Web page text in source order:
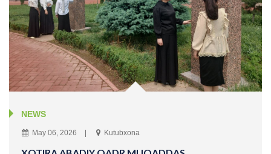
NEWS
May 06, 2026 Kutubxona